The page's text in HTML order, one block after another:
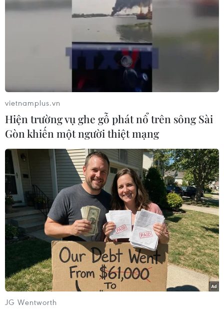
#Bảo tàng Hà Nội #Thời kỳ bao cấp
Theo dõi VietnamPlus
TIN LIÊN QUAN
vietnamplus.vn
Hiện trường vụ ghe gỗ phát nổ trên sông Sài
Gòn khiến một người thiệt mạng
JG Wentworth